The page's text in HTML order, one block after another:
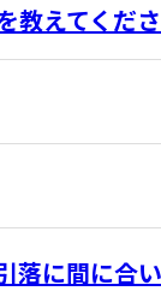
教えてくだ
落に間に合